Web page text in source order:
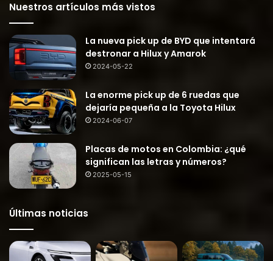
Nuestros artículos más vistos
La nueva pick up de BYD que intentará
destronar a Hilux y Amarok
2024-05-22
La enorme pick up de 6 ruedas que
dejaría pequeña a la Toyota Hilux
2024-06-07
Placas de motos en Colombia: ¿qué
significan las letras y números?
2025-05-15
Últimas noticias